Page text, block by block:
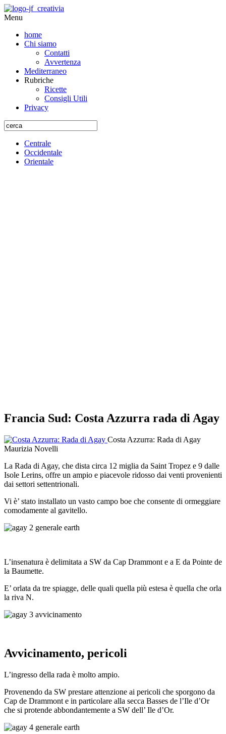
Menu
home
Chi siamo
Contatti
Avvertenza
Mediterraneo
Rubriche
Ricette
Consigli Utili
Privacy
Centrale
Occidentale
Orientale
Francia Sud: Costa Azzurra rada di Agay
Costa Azzurra: Rada di Agay
Maurizia Novelli
La Rada di Agay, che dista circa 12 miglia da Saint Tropez e 9 dalle
Isole Lerins, offre un ampio e piacevole ridosso dai venti provenienti
dai settori settentrionali.
Vi è’ stato installato un vasto campo boe che consente di ormeggiare
comodamente al gavitello.
L’insenatura è delimitata a SW da Cap Drammont e a E da Pointe de
la Baumette.
E’ orlata da tre spiagge, delle quali quella più estesa è quella che orla
la riva N.
Avvicinamento, pericoli
L’ingresso della rada è molto ampio.
Provenendo da SW prestare attenzione ai pericoli che sporgono da
Cap de Drammont e in particolare alla secca Basses de l’Ile d’Or
che si protende abbondantemente a SW dell’ Ile d’Or.